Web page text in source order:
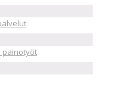
painotyöt